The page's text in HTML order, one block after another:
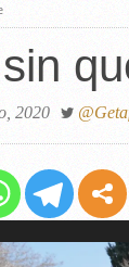
2020